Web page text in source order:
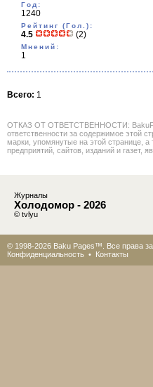
Год:
1240
Рейтинг (Гол.):
4.5 (2)
Мнений:
1
Всего: 1
ОТКАЗ ОТ ОТВЕТСТВЕННОСТИ:
ответственности за содержимое этой
марки, упомянутые на этой странице, а
предприятий, сайтов, изданий и газет,
Журналы
Холодомор - 2026
© tvlyu
© 1998-2026 Baku Pages™. Все права
Конфиденциальность • Контакты